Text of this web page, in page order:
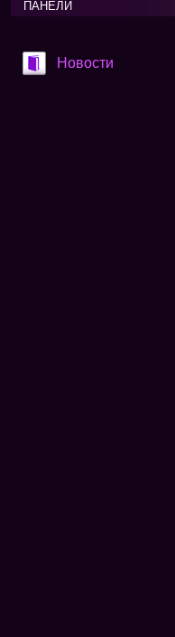
ПАНЕЛИ
Новости